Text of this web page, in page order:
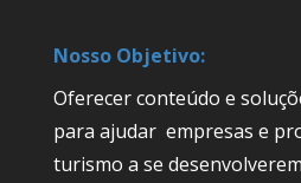
Nosso Objetivo:
Oferecer conteúdo e
para ajudar empresas e
turismo a se